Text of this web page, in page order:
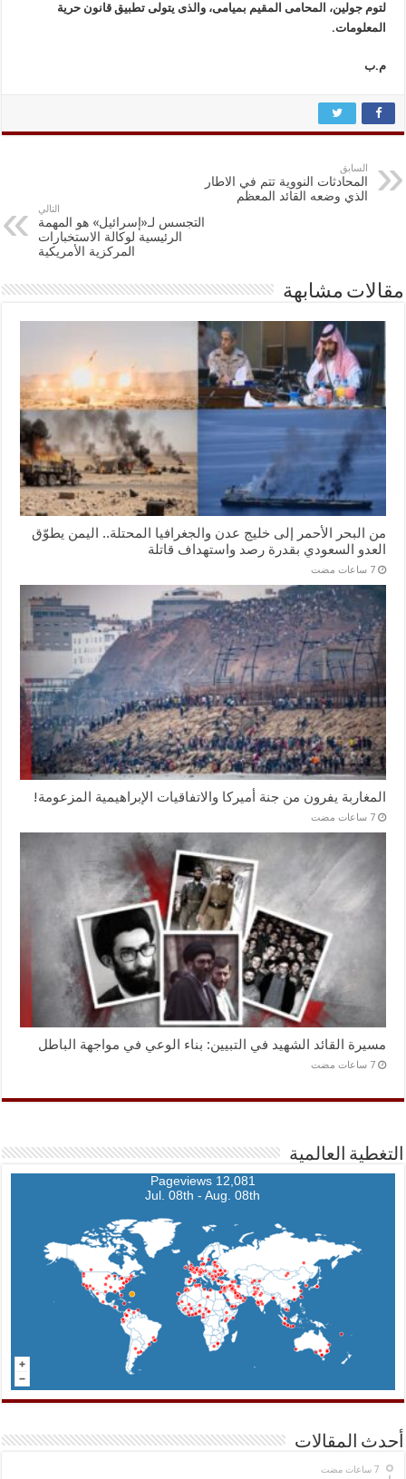
لتوم جولین، المحامی المقیم بمیامی، والذی یتولی تطبیق قانون حریة
المعلومات.
م.ب
السابق
المحادثات النووية تتم في الاطار
الذي وضعه القائد المعظم
التالي
التجسس لـ«إسرائيل» هو المهمة
الرئيسية لوكالة الاستخبارات
المركزية الأمريكية
مقالات مشابهة
من البحر الأحمر إلى خليج عدن والجغرافيا المحتلة.. اليمن يطوّق
العدو السعودي بقدرة رصد واستهداف قاتلة
‏7 ساعات مضت
المغاربة يفرون من جنة أميركا والاتفاقيات الإبراهيمية المزعومة!
‏7 ساعات مضت
مسيرة القائد الشهيد في التبيين: بناء الوعي في مواجهة الباطل
‏7 ساعات مضت
التغطية العالمية
12,081 Pageviews
Jul. 08th - Aug. 08th
أحدث المقالات